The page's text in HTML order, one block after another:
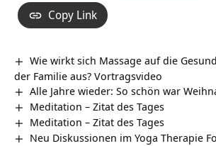
Copy Link
Wie wirkt sich Massage auf die
der Familie aus? Vortragsvideo
Alle Jahre wieder: So schön war
Meditation – Zitat des Tages
Meditation – Zitat des Tages
Neu Diskussionen im Yoga Therapie